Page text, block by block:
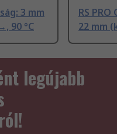
3 mm
90 °C
RS
22 mm
legújabb